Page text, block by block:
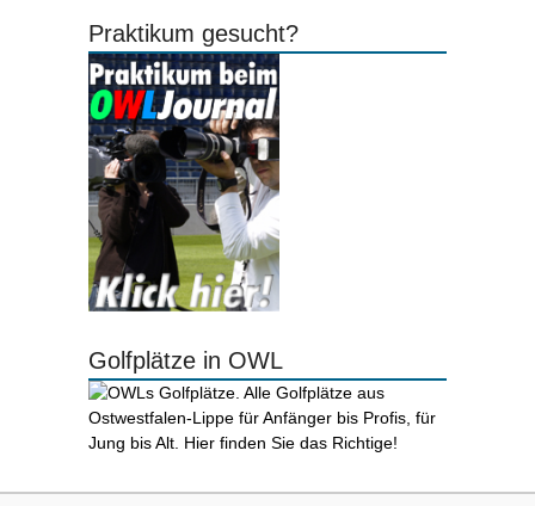
Praktikum gesucht?
Golfplätze in OWL